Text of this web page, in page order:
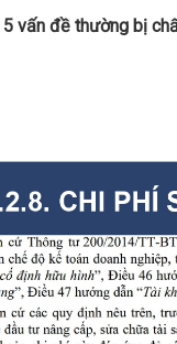
5 vấn đề thường bị